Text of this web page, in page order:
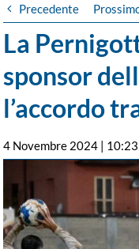
Precedente
La
sponsor
l’accordo
4 Novembre 2024 | 10:23
immagine